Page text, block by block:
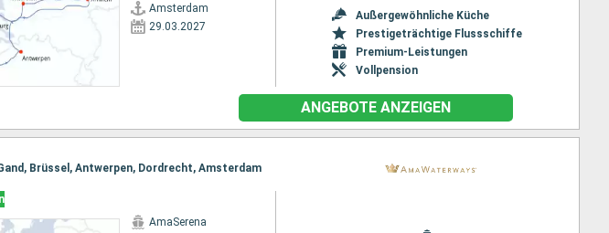
Amsterdam
29.03.2027
Außergewöhnliche Küche
Prestigeträchtige Flussschiffe
Premium-Leistungen
Vollpension
ANGEBOTE ANZEIGEN
Brüssel, Antwerpen, Dordrecht, Amsterdam
AmaSerena